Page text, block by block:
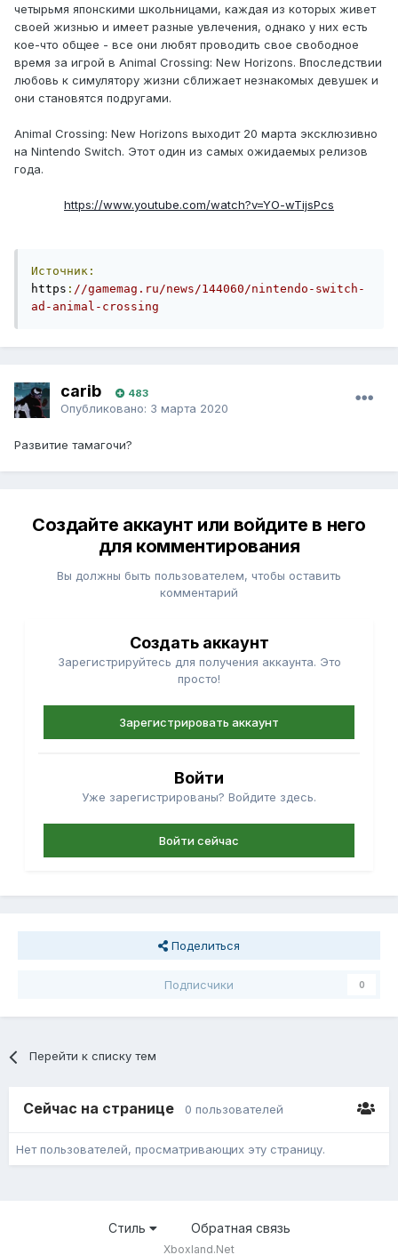
четырьмя японскими школьницами, каждая из которых живет
своей жизнью и имеет разные увлечения, однако у них есть
кое-что общее - все они любят проводить свое свободное
время за игрой в Animal Crossing: New Horizons. Впоследствии
любовь к симулятору жизни сближает незнакомых девушек и
они становятся подругами.
Animal Crossing: New Horizons выходит 20 марта эксклюзивно
на Nintendo Switch. Этот один из самых ожидаемых релизов
года.
https://www.youtube.com/watch?v=YO-wTijsPcs
Источник:
https : //gamemag.ru/news/144060/nintendo-switch-
ad-animal-crossing
carib 483
Опубликовано: 3 марта 2020
Развитие тамагочи?
Создайте аккаунт или войдите в него
для комментирования
Вы должны быть пользователем, чтобы оставить
комментарий
Создать аккаунт
Зарегистрируйтесь для получения аккаунта. Это
просто!
Зарегистрировать аккаунт
Войти
Уже зарегистрированы? Войдите здесь.
Войти сейчас
Поделиться
Подписчики 0
Перейти к списку тем
Сейчас на странице 0 пользователей
Нет пользователей, просматривающих эту страницу.
Стиль Обратная связь
Xboxland.Net